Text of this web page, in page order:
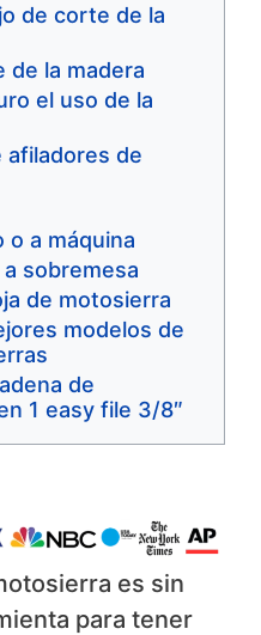
de corte de la
de la madera
el uso de la
afiladores de
o a máquina
sobremesa
de motosierra
modelos de
de
1 easy file 3/8″
es sin
para tener